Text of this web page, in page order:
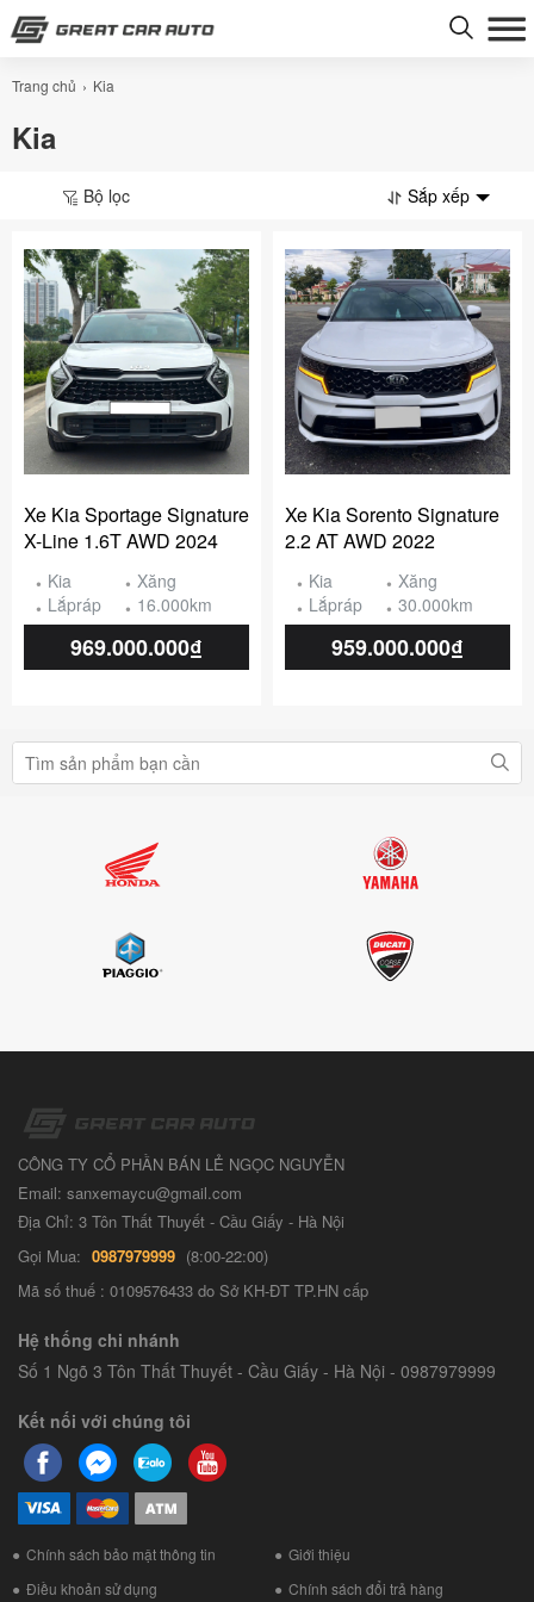
Trang chủ Kia
Kia
Bộ lọc Sắp xếp
Xe Kia Sportage Signature
X-Line 1.6T AWD 2024
Kia
Xăng
Lắpráp
16.000km
969.000.000₫
Xe Kia Sorento Signature
2.2 AT AWD 2022
Kia
Xăng
Lắpráp
30.000km
959.000.000₫
CÔNG TY CỔ PHẦN BÁN LẺ NGỌC NGUYỄN
Email: sanxemaycu@gmail.com
Địa Chỉ: 3 Tôn Thất Thuyết - Cầu Giấy - Hà Nội
Gọi Mua: 0987979999 (8:00-22:00)
Mã số thuế : 0109576433 do Sở KH-ĐT TP.HN cấp
Hệ thống chi nhánh
Số 1 Ngõ 3 Tôn Thất Thuyết - Cầu Giấy - Hà Nội - 0987979999
Kết nối với chúng tôi
Chính sách bảo mật thông tin
Giới thiệu
Điều khoản sử dụng
Chính sách đổi trả hàng